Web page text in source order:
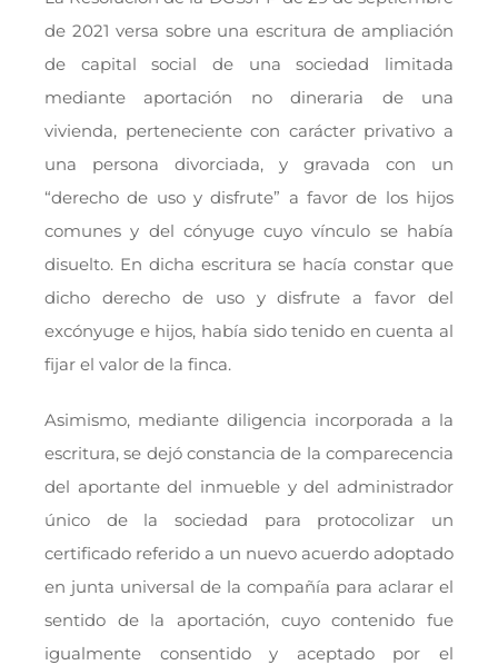
de 2021 versa sobre una escritura de ampliación
de capital social de una sociedad limitada
mediante aportación no dineraria de una
vivienda, perteneciente con carácter privativo a
una persona divorciada, y gravada con un
“derecho de uso y disfrute” a favor de los hijos
comunes y del cónyuge cuyo vínculo se había
disuelto. En dicha escritura se hacía constar que
dicho derecho de uso y disfrute a favor del
excónyuge e hijos, había sido tenido en cuenta al
fijar el valor de la finca.
Asimismo, mediante diligencia incorporada a la
escritura, se dejó constancia de la comparecencia
del aportante del inmueble y del administrador
único de la sociedad para protocolizar un
certificado referido a un nuevo acuerdo adoptado
en junta universal de la compañía para aclarar el
sentido de la aportación, cuyo contenido fue
igualmente consentido y aceptado por el